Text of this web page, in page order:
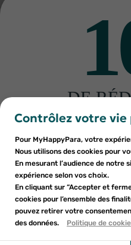
AJOUTER AU PANIER
Retrouvrez un ensemble de
de marques comme Klorane,
LIVRAISON GRATUITE
EN POINT RELAIS
LIVRAISON EN
Ajouter à ma liste d'envies
add_circle_outline
Créer une nouvelle liste
((modalTitle))
((confirmMessage))
((cancelText))
((modalDeleteText))
Nom de la liste d'envies
Annuler
Créer une liste d'envies
Vous devez être connecté
liste d'envies.
Annuler
Connexion
Contrôlez votre vie
Pour MyHappyPara, votre
Nous utilisons des cookies pour
En mesurant l’audience de notre
expérience selon vos choix.
En cliquant sur “Accepter et
cookies pour l’ensemble des
pouvez retirer votre
des données.
Politique de cookie
DE
sur votre
Inscrivez-vous à
d'une réduction sur
En soumettant ce
informations saisies